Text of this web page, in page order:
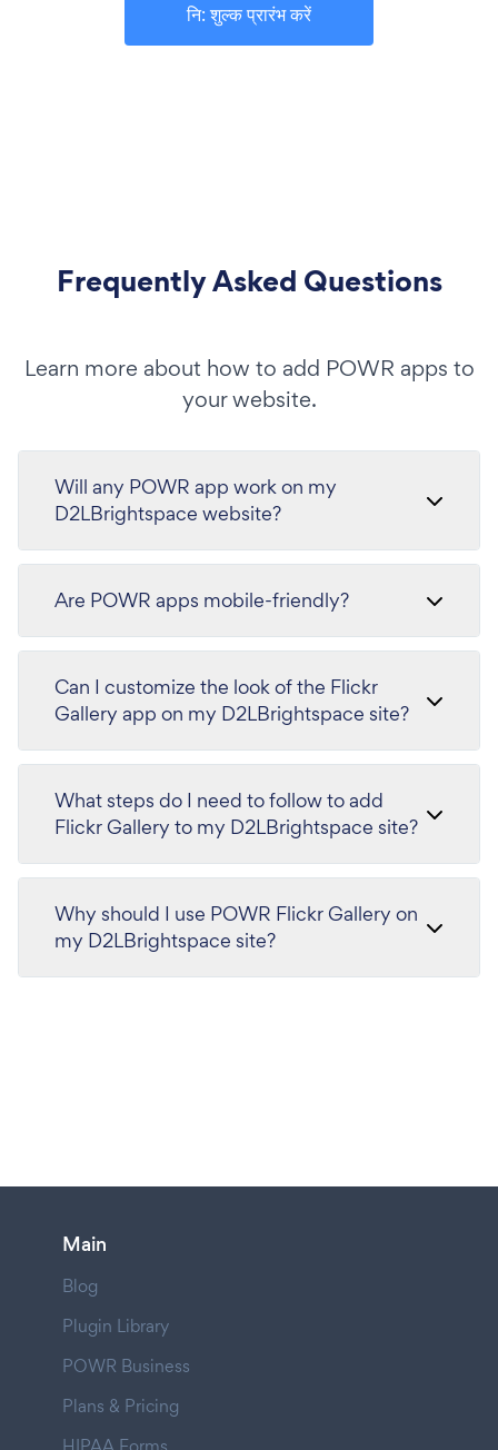
नि: शुल्क प्रारंभ करें
Frequently Asked Questions
Learn more about how to add POWR apps to
your website.
Will any POWR app work on my
D2LBrightspace website?
Are POWR apps mobile-friendly?
Can I customize the look of the Flickr
Gallery app on my D2LBrightspace site?
What steps do I need to follow to add
Flickr Gallery to my D2LBrightspace site?
Why should I use POWR Flickr Gallery on
my D2LBrightspace site?
Main
Blog
Plugin Library
POWR Business
Plans & Pricing